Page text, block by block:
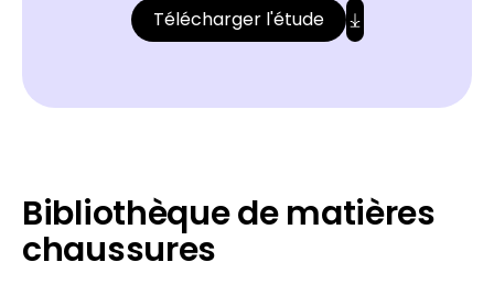
Télécharger l'étude
Bibliothèque de matières
chaussures